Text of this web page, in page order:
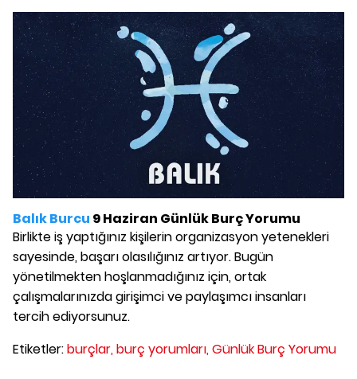
Balık Burcu 9 Haziran Günlük Burç Yorumu
Birlikte iş yaptığınız kişilerin organizasyon yetenekleri
sayesinde, başarı olasılığınız artıyor. Bugün
yönetilmekten hoşlanmadığınız için, ortak
çalışmalarınızda girişimci ve paylaşımcı insanları
tercih ediyorsunuz.
Etiketler:burçlar, burç yorumları, Günlük Burç Yorumu